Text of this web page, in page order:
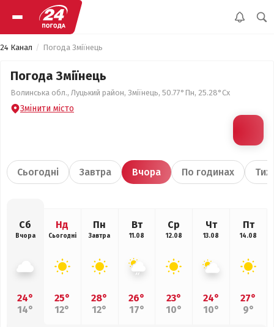
24 Канал Погода Зміїнець
Погода Зміїнець
Волинська обл., Луцький район, Зміїнець, 50.77°Пн, 25.28°Сх
Змінити місто
Сьогодні Завтра Вчора По годинах
Сб
Вчора
24°
14°
Нд
Сьогодні
25°
12°
Пн
Завтра
28°
12°
Вт
11.08
26°
17°
Ср
12.08
23°
10°
Чт
13.08
24°
10°
Пт
14.08
27°
9°